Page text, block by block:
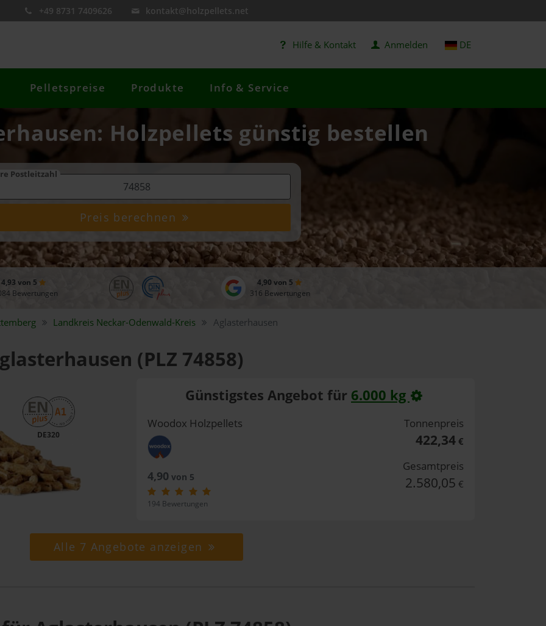
+49 8731 7409626 kontakt@holzpellets.net
Hilfe & Kontakt Anmelden DE
Pelletspreise Produkte Info & Service
Holzpellets günstig bestellen
Postleitzahl
Preis berechnen
4,93 von 5
Bewertungen
4,90 von 5
316 Bewertungen
Landkreis Neckar-Odenwald-Kreis Aglasterhausen
(PLZ 74858)
DE320
Günstigstes Angebot für 6.000 kg
Woodox Holzpellets
4,90 von 5
194 Bewertungen
Tonnenpreis
422,34€
Gesamtpreis
2.580,05 €
Alle 7 Angebote anzeigen